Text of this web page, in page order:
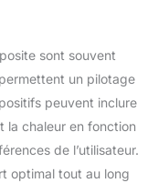
sont souvent
un pilotage
peuvent inclure
la chaleur en fonction
de l’utilisateur.
optimal tout au long